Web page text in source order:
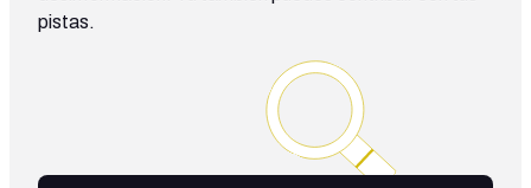
pistas.